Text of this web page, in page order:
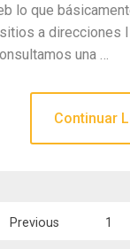
lo que
a direcciones
una …
Continuar
Previous 1